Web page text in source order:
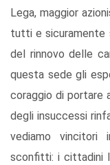
Lega, maggior
tutti e sicuramente
del rinnovo delle
questa sede gli
coraggio di portare
degli insuccessi
vediamo
sconfitti: i cittadini